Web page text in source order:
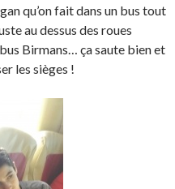
qu’on fait dans un bus tout
au dessus des roues
Birmans… ça saute bien et
les sièges !